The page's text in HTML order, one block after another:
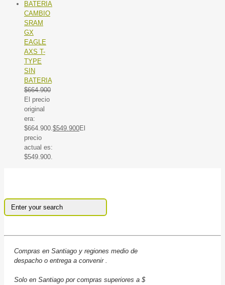
CAMBIO
SRAM
GX
EAGLE
AXS T-
TYPE
SIN
BATERIA
$664.900
El precio
original
era:
$664.900.$549.900El
precio
actual es:
$549.900.
Compras en Santiago y regiones medio de
despacho o entrega a convenir .
Solo en Santiago por compras superiores a $